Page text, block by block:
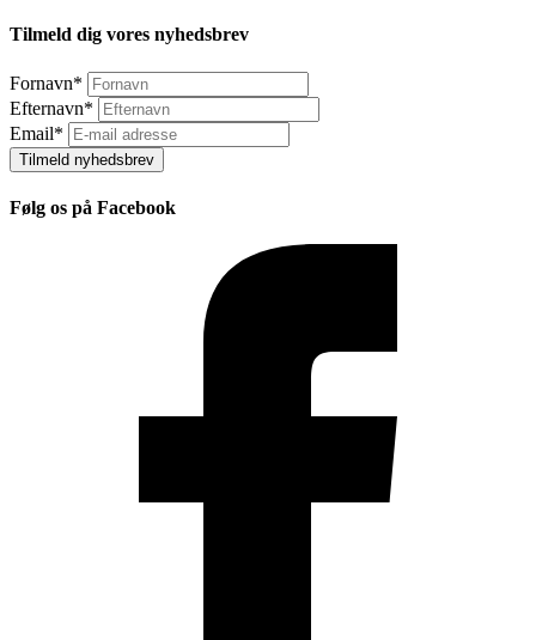
Tilmeld dig vores nyhedsbrev
Fornavn*
Efternavn*
Email*
Tilmeld nyhedsbrev
Følg os på Facebook